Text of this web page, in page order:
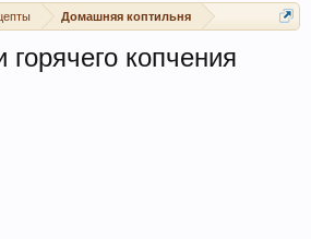
Домашняя коптильня
горячего копчения